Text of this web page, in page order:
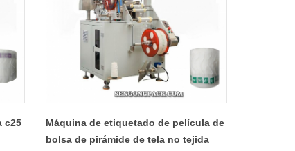
c25
Máquina de etiquetado de película de
bolsa de pirámide de tela no tejida